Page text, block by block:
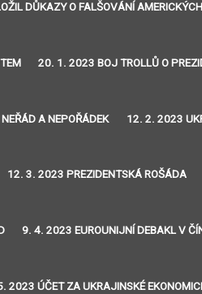
DŮKAZY O FALŠOVÁNÍ
20. 1. 2023 BOJ TROLLŮ O
A NEPOŘÁDEK 12. 2. 2023
12. 3. 2023 PREZIDENTSKÁ ROŠÁDA
9. 4. 2023 EUROUNIJNÍ DEBAKL V
2023 ÚČET ZA UKRAJINSKÉ